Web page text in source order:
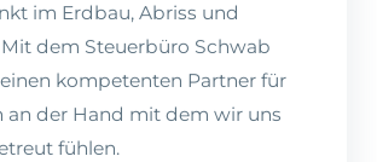
im Erdbau, Abriss und
dem Steuerbüro Schwab
kompetenten Partner für
an der Hand mit dem wir uns
fühlen.